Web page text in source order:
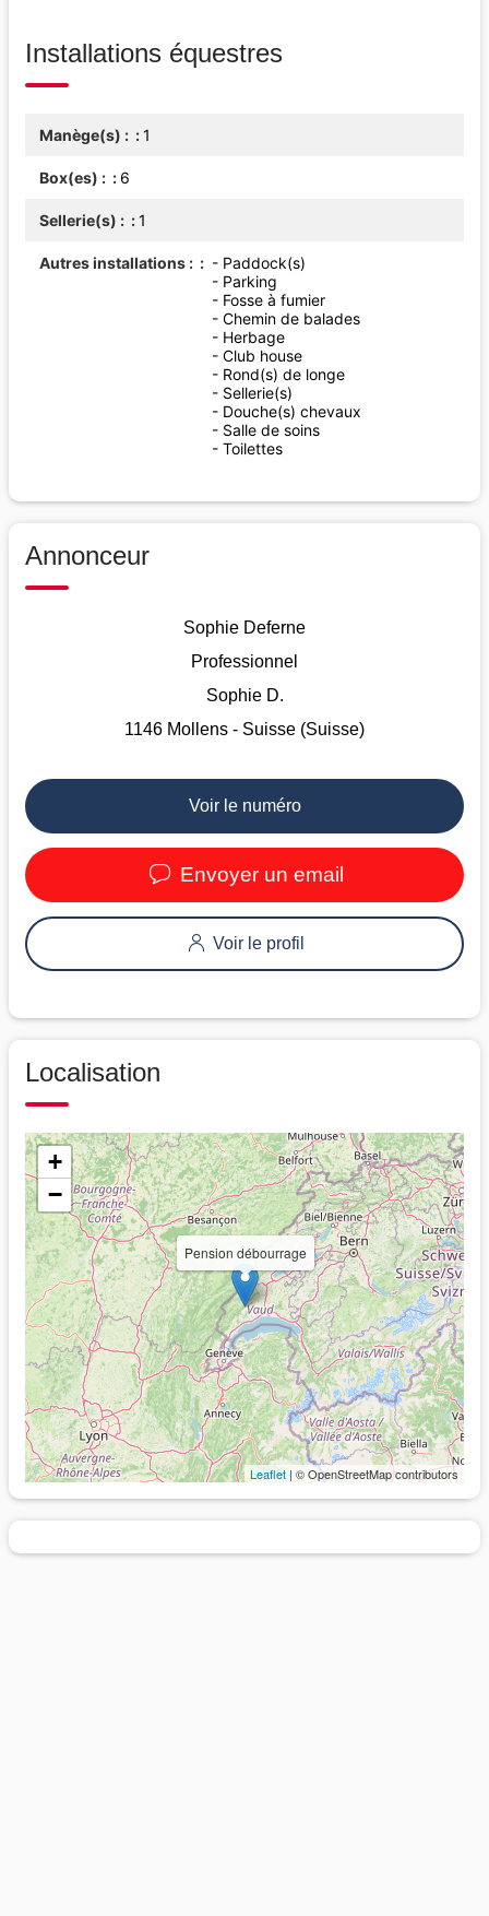
Installations équestres
Manège(s) : 1
Box(es) : 6
Sellerie(s) : 1
Autres installations :
- Paddock(s)
- Parking
- Fosse à fumier
- Chemin de balades
- Herbage
- Club house
- Rond(s) de longe
- Sellerie(s)
- Douche(s) chevaux
- Salle de soins
- Toilettes
Annonceur
Sophie Deferne
Professionnel
Sophie D.
1146 Mollens - Suisse (Suisse)
Voir le numéro
Envoyer un email
Voir le profil
Localisation
Pension débourrage
+
−
Leaflet| © OpenStreetMap contributors